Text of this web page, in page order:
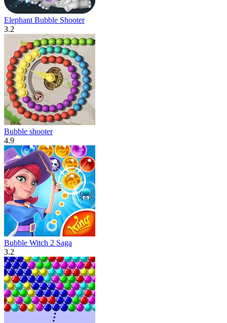
Elephant Bubble Shooter
3.2
Bubble shooter
4.9
Bubble Witch 2 Saga
3.2